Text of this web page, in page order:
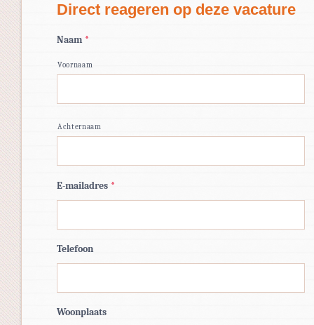
Direct reageren op deze vacature
Naam *
Voornaam
Achternaam
E-mailadres *
Telefoon
Woonplaats